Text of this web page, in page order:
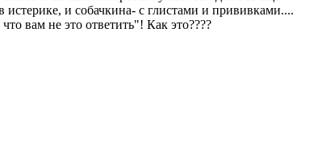
истерике, и собачкина- с глистами и прививками....
вам не это ответить"! Как это????